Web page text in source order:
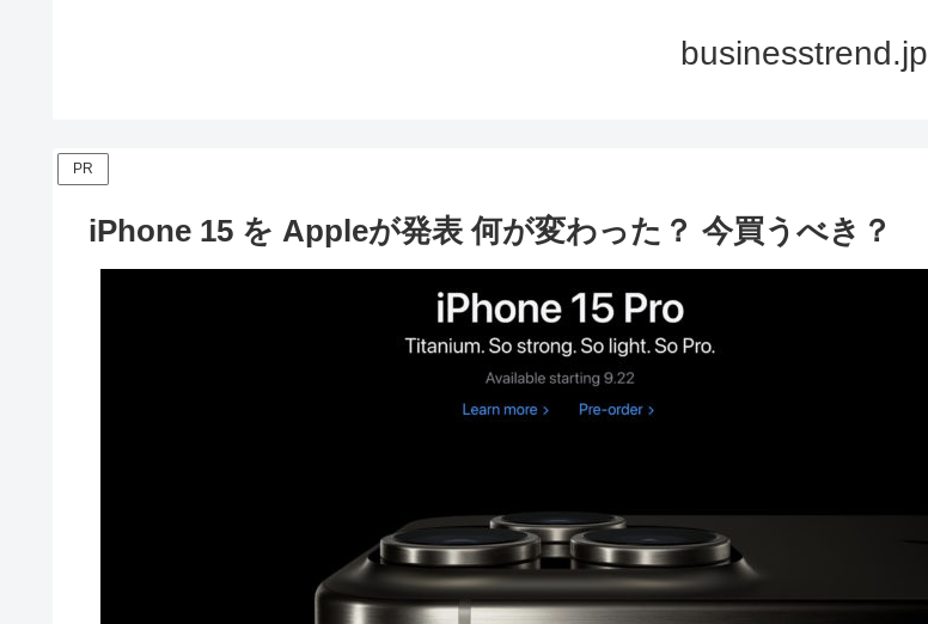
businesstrend.jp
PR
iPhone 15 を Appleが発表 何が変わった？ 今買うべき？